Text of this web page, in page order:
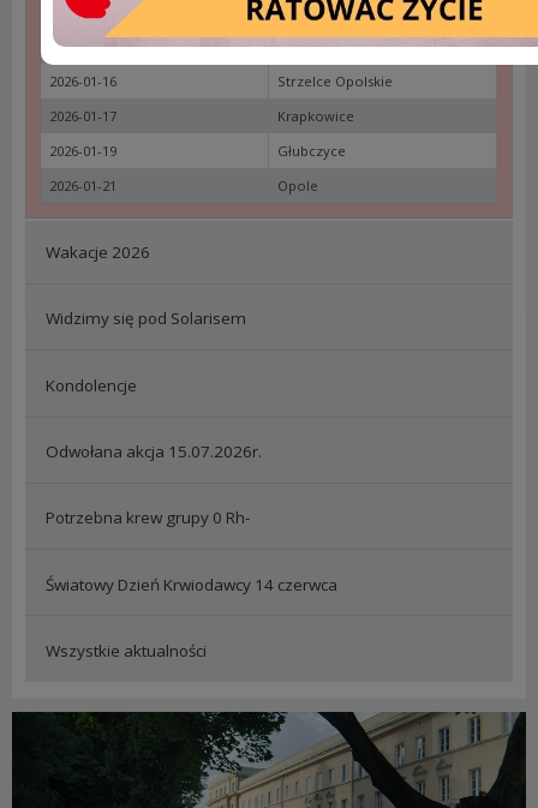
DATA
MIEJSCOWOŚĆ
2026-01-14
Opole
2026-01-16
Strzelce Opolskie
2026-01-17
Krapkowice
2026-01-19
Głubczyce
2026-01-21
Opole
Wakacje 2026
Widzimy się pod Solarisem
Kondolencje
Odwołana akcja 15.07.2026r.
Potrzebna krew grupy 0 Rh-
Światowy Dzień Krwiodawcy 14 czerwca
Wszystkie aktualności